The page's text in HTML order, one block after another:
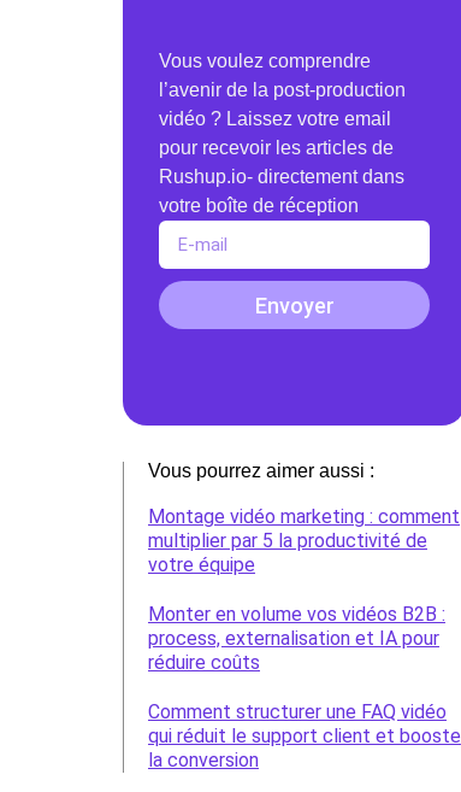
Vous voulez comprendre
l’avenir de la post-production
vidéo ? Laissez votre email
pour recevoir les articles de
Rushup.io- directement dans
votre boîte de réception
Envoyer
Vous pourrez aimer aussi :
Montage vidéo marketing : comment
multiplier par 5 la productivité de
votre équipe
Monter en volume vos vidéos B2B :
process, externalisation et IA pour
réduire coûts
Comment structurer une FAQ vidéo
qui réduit le support client et booste
la conversion